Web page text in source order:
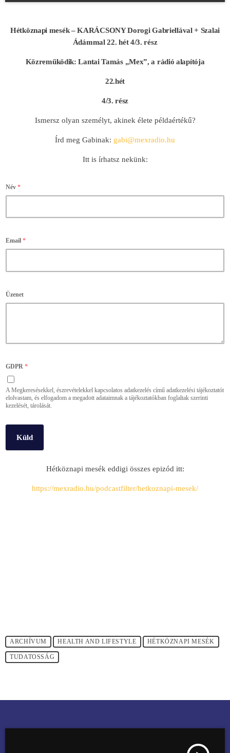
Hétköznapi mesék – KARÁCSONY Dorogi Gabriellával + Szalai
Ádámmal 22. hét 4/3. rész
Közreműködik: Lantai Tamás „Mex”, a rádió alapítója
22.hét
4/3. rész
Ismersz olyan személyt, akinek élete példaértékű?
Írd meg Gabinak: gabi@mexradio.hu
Itt is írhatsz nekünk:
Név *
Email *
Üzenet
GDPR *
A Megkeresésekkel, észrevételekkel kapcsolatos adatkezelés című adatkezelési tájékoztatót
elolvastam, és elfogadom a megadott adataimnak a tájékoztatókban foglaltak szerinti
kezelését, tárolását.
Küld
Hétköznapi mesék eddigi összes epizód itt:
https://mexradio.hu/podcastfilter/hetkoznapi-mesek/
ARCHÍVUM HEALTH AND LIFESTYLE HÉTKÖZNAPI MESÉK
TUDATOSSÁG